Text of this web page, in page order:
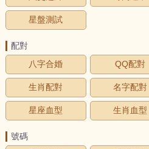
星盤測試
配對
八字合婚
QQ配對
生肖配對 名字配對
星座血型 生肖血型
號碼